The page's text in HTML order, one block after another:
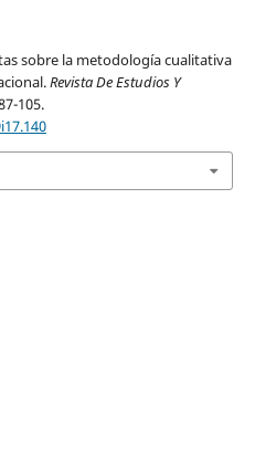
sobre la metodología cualitativa
Revista De Estudios Y
105.